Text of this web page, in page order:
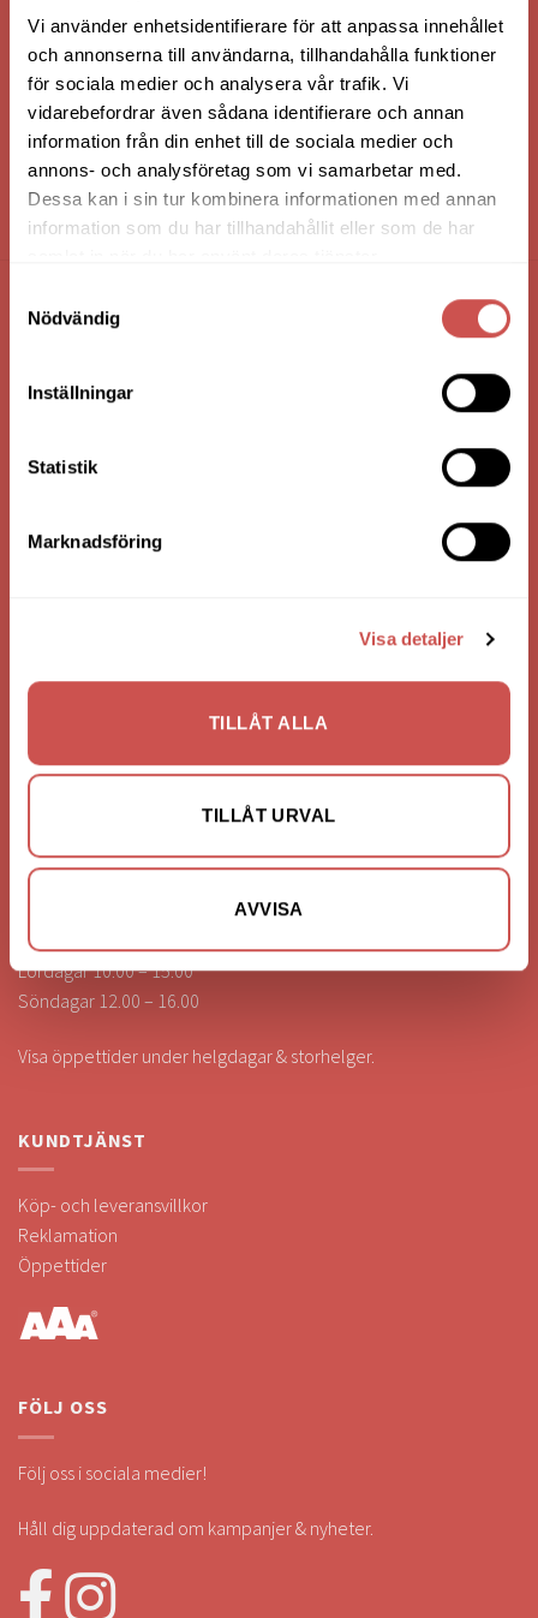
Vi använder enhetsidentifierare för att anpassa innehållet
och annonserna till användarna, tillhandahålla funktioner
för sociala medier och analysera vår trafik. Vi
vidarebefordrar även sådana identifierare och annan
information från din enhet till de sociala medier och
annons- och analysföretag som vi samarbetar med.
Dessa kan i sin tur kombinera informationen med annan
information som du har tillhandahållit eller som de har
Nödvändig
Inställningar
Statistik
Marknadsföring
Visa detaljer
TILLÅT ALLA
TILLÅT URVAL
AVVISA
HANDLA VIA: BUTIK - WEBBSHOP - TELEFON
FÖRETAGSUPPGIFTER
N. Fabriksgatan 2
Org. Nummer: 556062-1780
0472-260041
Hitta till oss
ÖPPETTIDER
Vardagar 10.00 – 18.00
Lördagar 10.00 – 15.00
Söndagar 12.00 – 16.00
Visa öppettider under helgdagar & storhelger.
KUNDTJÄNST
Köp- och leveransvillkor
Reklamation
Öppettider
FÖLJ OSS
Följ oss i sociala medier!
Håll dig uppdaterad om kampanjer & nyheter.